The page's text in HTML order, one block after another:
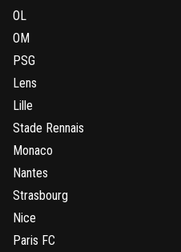
OL
OM
PSG
Lens
Lille
Stade Rennais
Monaco
Nantes
Strasbourg
Nice
Paris FC